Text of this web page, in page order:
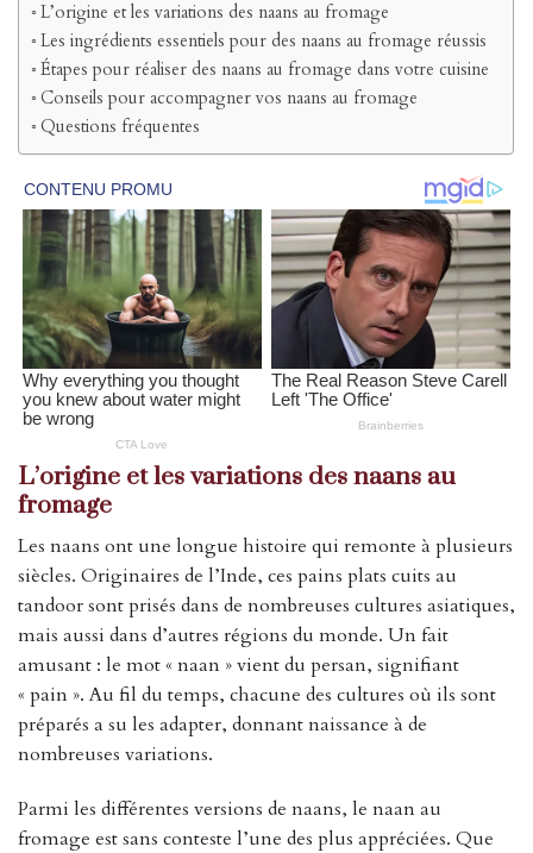
L’origine et les variations des naans au fromage
Les ingrédients essentiels pour des naans au fromage réussis
Étapes pour réaliser des naans au fromage dans votre cuisine
Conseils pour accompagner vos naans au fromage
Questions fréquentes
L’origine et les variations des naans au
fromage
Les naans ont une longue histoire qui remonte à plusieurs
siècles. Originaires de l’Inde, ces pains plats cuits au
tandoor sont prisés dans de nombreuses cultures asiatiques,
mais aussi dans d’autres régions du monde. Un fait
amusant : le mot « naan » vient du persan, signifiant
« pain ». Au fil du temps, chacune des cultures où ils sont
préparés a su les adapter, donnant naissance à de
nombreuses variations.
Parmi les différentes versions de naans, le naan au
fromage est sans conteste l’une des plus appréciées. Que